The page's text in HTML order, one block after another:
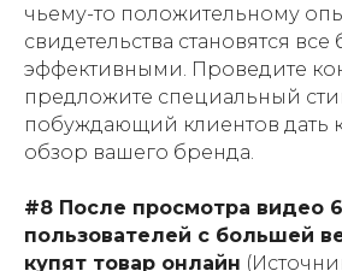
чьему-то положительному
свидетельства становятся все
эффективными. Проведите
предложите специальный
побуждающий клиентов дать
обзор вашего бренда.
#8 После просмотра видео
пользователей с большей
купят товар онлайн